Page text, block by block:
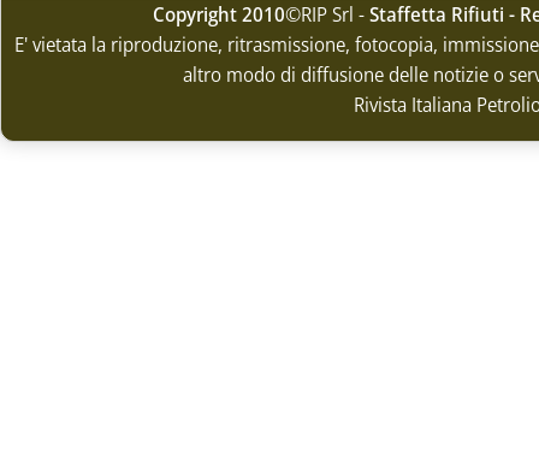
Copyright 2010©RIP Srl -Staffetta Rifiuti -
E' vietata la riproduzione, ritrasmissione, fotocopia,
altro modo di diffusione delle notizie o
Rivista Italiana